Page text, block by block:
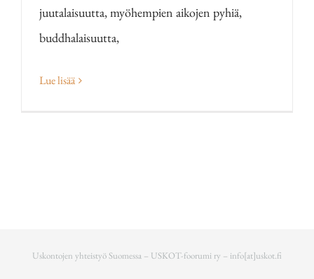
juutalaisuutta, myöhempien aikojen pyhiä,
buddhalaisuutta,
Lue lisää
Uskontojen yhteistyö Suomessa – USKOT-foorumi ry – info[at]uskot.fi